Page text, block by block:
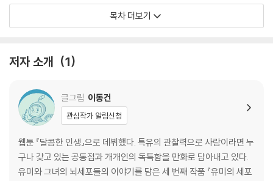
·487·유미 탓 대용이 탓 이자벨 탓 …92
·491·용감한 세포들 …132
·493·이거 네 거 아니지? …152
·494·신간 소설 1 …162
·495·신간 소설 2 …174
·496·신간 소설 3 …184
·497·신간 소설 끝 …194
·498·쉘 위 댄스 1 …204
목차 더보기
저자 소개 1
글그림 이동건
관심작가 알림신청
웹툰 『달콤한 인생』으로 데뷔했다. 특유의 관찰력으로 사람이라면 누
구나 갖고 있는 공통점과 개개인의 독특함을 만화로 담아내고 있다.
유미와 그녀의 뇌세포들의 이야기를 담은 세 번째 작품 『유미의 세포